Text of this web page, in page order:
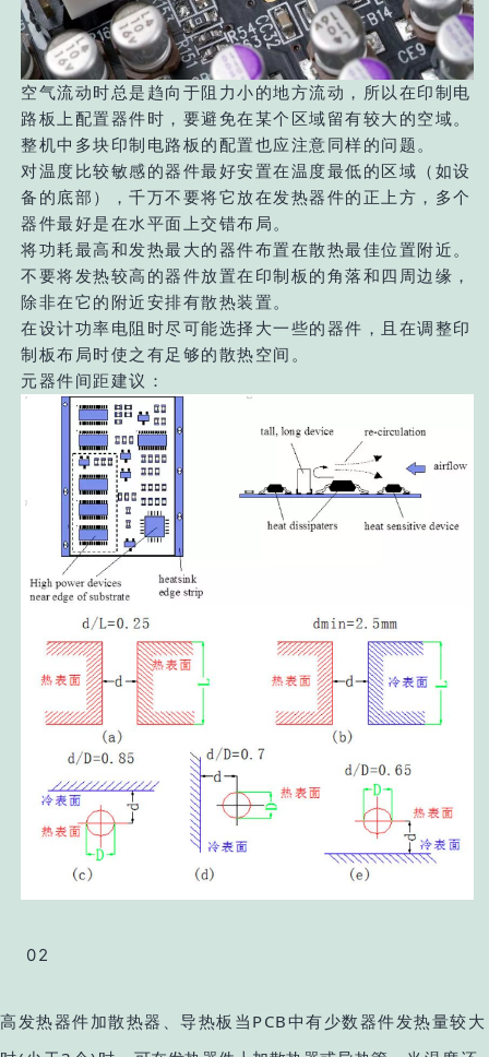
空气流动时总是趋向于阻力小的地方流动，所以在印制电
路板上配置器件时，要避免在某个区域留有较大的空域。
整机中多块印制电路板的配置也应注意同样的问题。
对温度比较敏感的器件最好安置在温度最低的区域（如设
备的底部），千万不要将它放在发热器件的正上方，多个
器件最好是在水平面上交错布局。
将功耗最高和发热最大的器件布置在散热最佳位置附近。
不要将发热较高的器件放置在印制板的角落和四周边缘，
除非在它的附近安排有散热装置。
在设计功率电阻时尽可能选择大一些的器件，且在调整印
制板布局时使之有足够的散热空间。
元器件间距建议：
02
高发热器件加散热器、导热板当PCB中有少数器件发热量较大